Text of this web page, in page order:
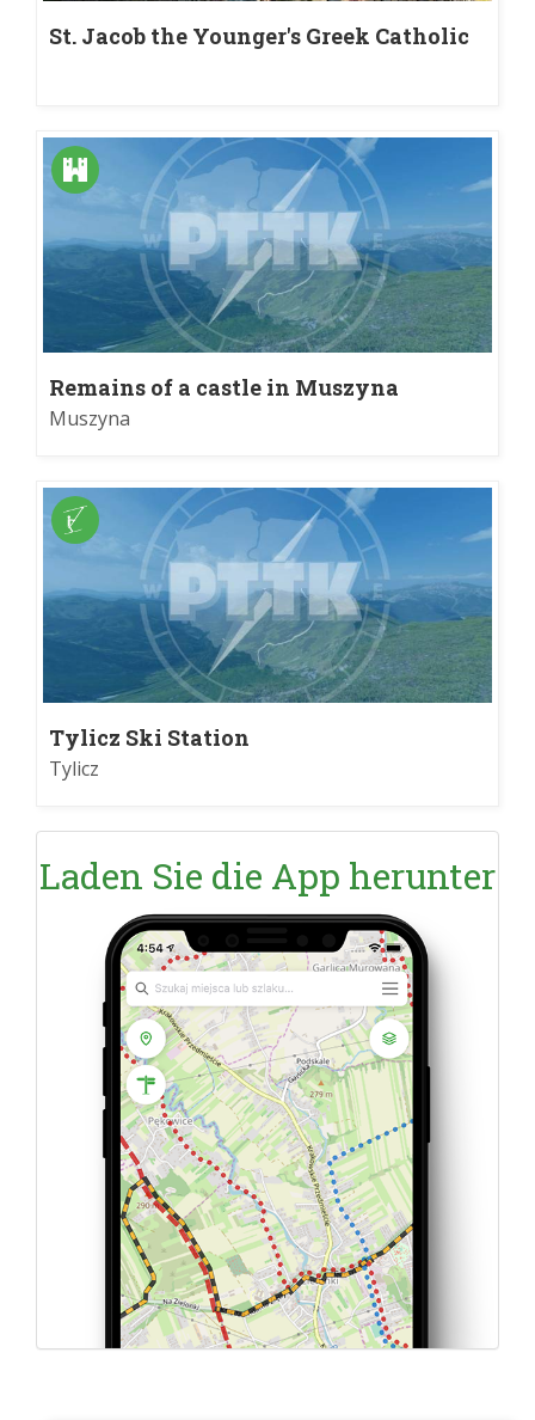
St. Jacob the Younger's Greek Catholic
Remains of a castle in Muszyna
Muszyna
Tylicz Ski Station
Tylicz
Laden Sie die App herunter